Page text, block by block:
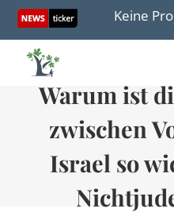
Skip
content
wird Keine
Artikel
Audio
Bücher
Termine
Über uns
Warum ist
zwischen
Israel so